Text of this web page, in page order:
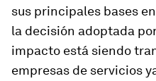
sus principales bases
la decisión adoptada
impacto está siendo
empresas de servicios